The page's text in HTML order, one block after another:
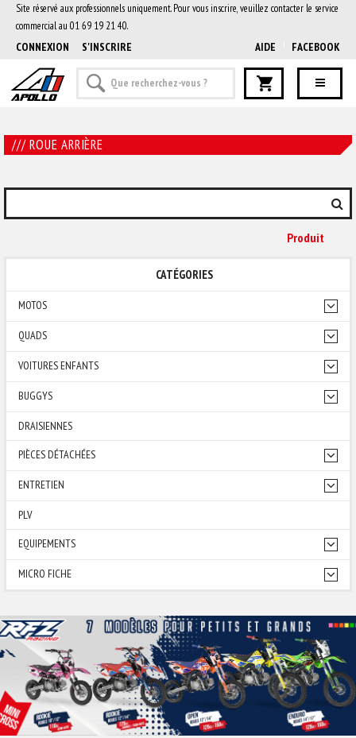
Site réservé aux professionnels uniquement. Pour vous inscrire, veuillez contacter le service
commercial au 01 69 19 21 40.
CONNEXION S'INSCRIRE AIDE FACEBOOK
/// ROUE ARRIÈRE
Produit
CATÉGORIES
MOTOS
QUADS
VOITURES ENFANTS
BUGGYS
DRAISIENNES
PIÈCES DÉTACHÉES
ENTRETIEN
PLV
EQUIPEMENTS
MICRO FICHE